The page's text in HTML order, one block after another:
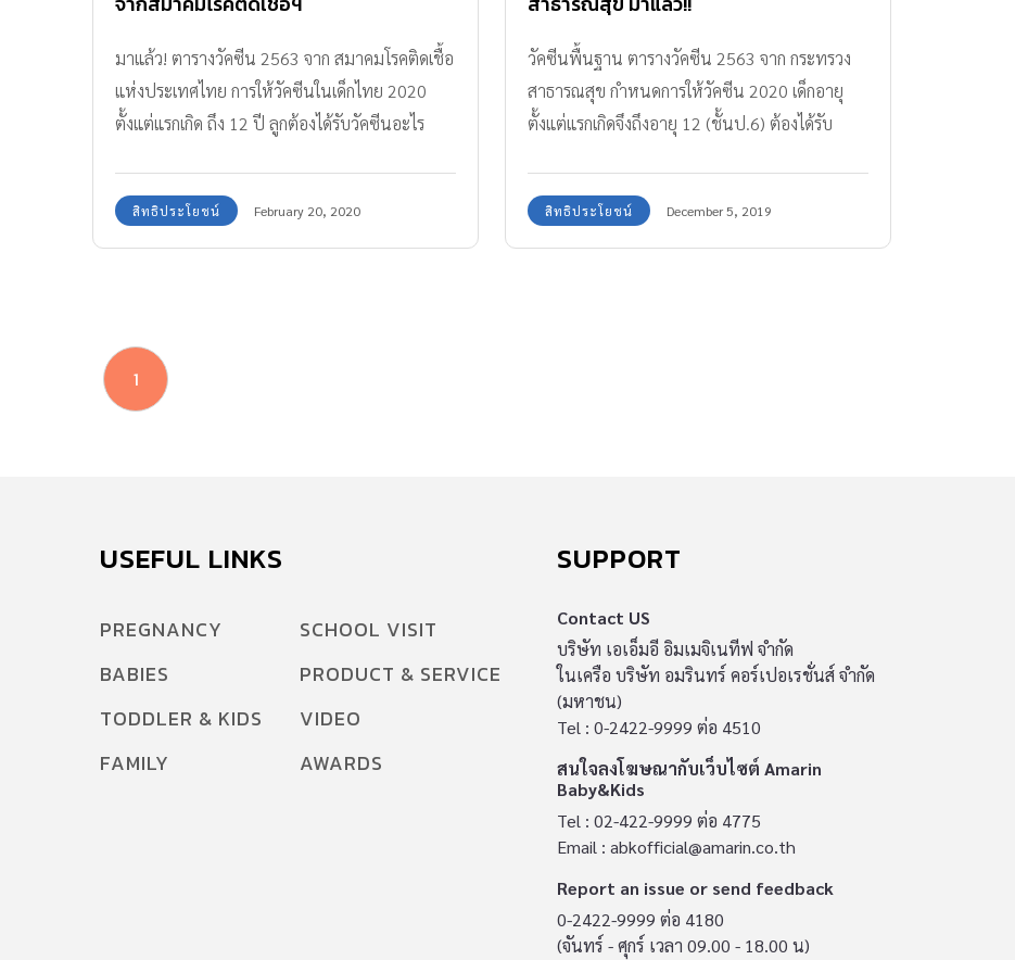
มาแล้ว! ตารางวัคซีน 2563 จาก สมาคมโรคติดเชื้อ
แห่งประเทศไทย การให้วัคซีนในเด็กไทย 2020
ตั้งแต่แรกเกิด ถึง 12 ปี ลูกต้องได้รับวัคซีนอะไร
สิทธิประโยชน์ February 20, 2020
วัคซีนพื้นฐาน ตารางวัคซีน 2563 จาก กระทรวง
สาธารณสุข กำหนดการให้วัคซีน 2020 เด็กอายุ
ตั้งแต่แรกเกิดจึงถึงอายุ 12 (ชั้นป.6) ต้องได้รับ
สิทธิประโยชน์ December 5, 2019
1
USEFUL LINKS
PREGNANCY
BABIES
TODDLER & KIDS
FAMILY
SCHOOL VISIT
PRODUCT & SERVICE
VIDEO
AWARDS
SUPPORT
Contact US
บริษัท เอเอ็มอี อิมเมจิเนทีฟ จำกัด
ในเครือ บริษัท อมรินทร์ คอร์เปอเรชั่นส์ จำกัด
(มหาชน)
Tel : 0-2422-9999 ต่อ 4510
สนใจลงโฆษณากับเว็บไซต์ Amarin
Baby&Kids
Tel : 02-422-9999 ต่อ 4775
Email : abkofficial@amarin.co.th
Report an issue or send feedback
0-2422-9999 ต่อ 4180
(จันทร์ - ศุกร์ เวลา 09.00 - 18.00 น)